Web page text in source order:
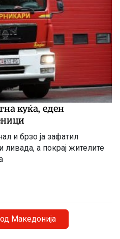
куќа, еден
и брзо ја зафатил
ливада, а покрај жителите
Македонија